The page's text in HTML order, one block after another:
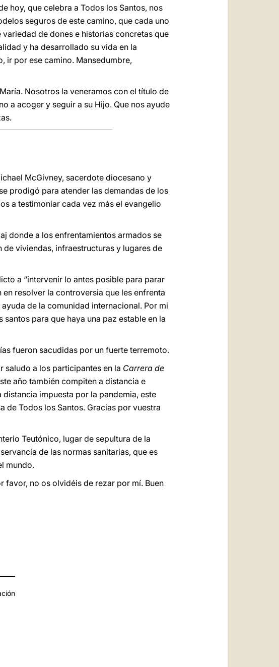
hoy, que celebra a Todos los Santos, nos
seguros de este camino, que cada uno
de dones e historias concretas que
y ha desarrollado su vida en la
ir por ese camino. Mansedumbre,
Nosotros la veneramos con el título de
a acoger y seguir a su Hijo. Que nos ayude
McGivney, sacerdote diocesano y
prodigó para atender las demandas de los
a testimoniar cada vez más el evangelio
donde a los enfrentamientos armados se
viviendas, infraestructuras y lugares de
a “intervenir lo antes posible para parar
en resolver la controversia que les enfrenta
de la comunidad internacional. Por mi
para que haya una paz estable en la
fueron sacudidas por un fuerte terremoto.
saludo a los participantes en la Carrera de
año también compiten a distancia e
impuesta por la pandemia, este
Todos los Santos. Gracias por vuestra
Teutónico, lugar de sepultura de la
de las normas sanitarias, que es
mundo.
favor, no os olvidéis de rezar por mí. Buen